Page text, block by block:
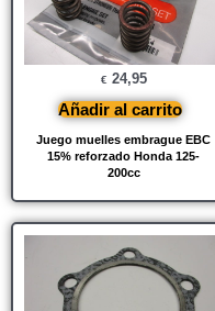
Juego muelles embrague EBC
15% reforzado Honda 125-
200cc
€ 24,95
Añadir al carrito